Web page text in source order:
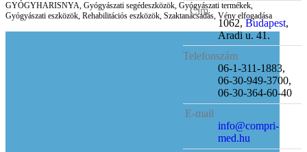
GYÓGYHARISNYA, Gyógyászati segédeszközök, Gyógyászati termékek,
Gyógyászati eszközök, Rehabilitációs eszközök, Szaktanácsadás, Vény elfogadása
Cím
1062, Budapest,
Aradi u. 41.
Telefonszám
06-1-311-1883,
06-30-949-3700,
06-30-364-60-40
E-mail
info@compri-
med.hu